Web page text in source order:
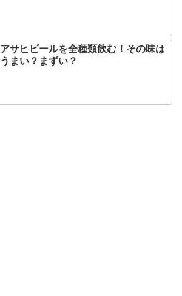
アサヒビールを全種類飲む！その味は
うまい？まずい？